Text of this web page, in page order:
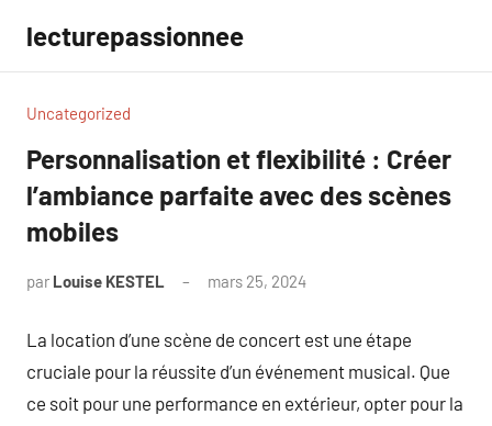
contenu
lecturepassionnee
Uncategorized
Personnalisation et flexibilité : Créer
l’ambiance parfaite avec des scènes
mobiles
par Louise KESTEL mars 25, 2024
La location d’une scène de concert est une étape
cruciale pour la réussite d’un événement musical. Que
ce soit pour une performance en extérieur, opter pour la